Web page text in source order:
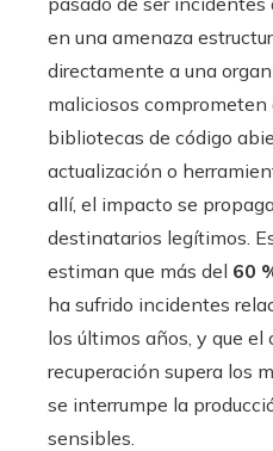
en una amenaza
directamente a una
maliciosos comprometen
bibliotecas de código
actualización o
allí, el impacto se
destinatarios legítimos.
estiman que más del 60
ha sufrido incidentes
los últimos años, y que el
recuperación supera los
se interrumpe la
sensibles.